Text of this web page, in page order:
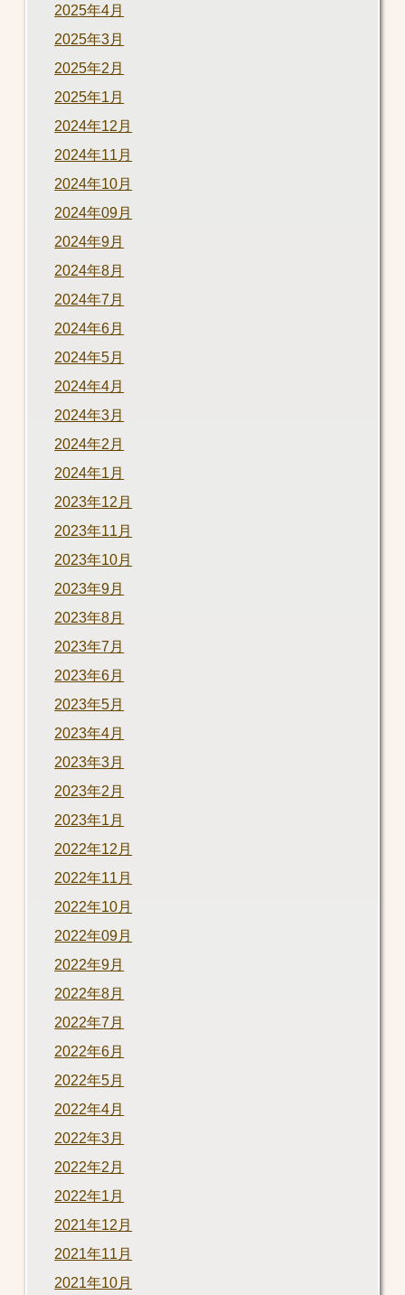
2025年4月
2025年3月
2025年2月
2025年1月
2024年12月
2024年11月
2024年10月
2024年09月
2024年9月
2024年8月
2024年7月
2024年6月
2024年5月
2024年4月
2024年3月
2024年2月
2024年1月
2023年12月
2023年11月
2023年10月
2023年9月
2023年8月
2023年7月
2023年6月
2023年5月
2023年4月
2023年3月
2023年2月
2023年1月
2022年12月
2022年11月
2022年10月
2022年09月
2022年9月
2022年8月
2022年7月
2022年6月
2022年5月
2022年4月
2022年3月
2022年2月
2022年1月
2021年12月
2021年11月
2021年10月